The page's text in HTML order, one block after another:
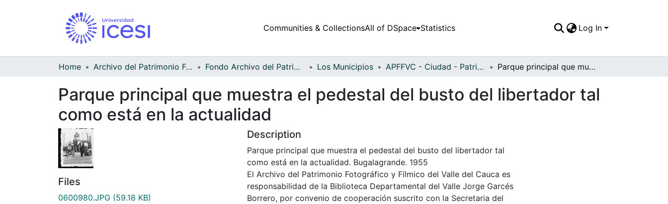
Communities & CollectionsAll of DSpace Statistics Log In
Home Archivo del Patrimonio Fotográfico y Fílmico del Valle del Cauca Fondo Archivo del Patrimonio Fotográfico y Fílmico del Valle del Cauca Los Municipios APFFVC - Ciudad - Patrimonial Parque principal que muestra el pedestal del busto del libertador tal como está en la actualidad
Parque principal que muestra el pedestal del busto del libertador tal
como está en la actualidad
Files
0600980.JPG (59.18 KB)
Description
Parque principal que muestra el pedestal del busto del libertador tal
como está en la actualidad. Bugalagrande. 1955
El Archivo del Patrimonio Fotográfico y Fílmico del Valle del Cauca es
responsabilidad de la Biblioteca Departamental del Valle Jorge Garcés
Borrero, por convenio de cooperación suscrito con la Secretaria del